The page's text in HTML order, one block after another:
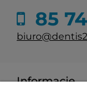
85
Informacje